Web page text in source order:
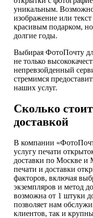
уникальным.
изображение или
красивым подарком,
долгие годы.
Выбирая ФотоПочту
не только
непревзойденный
стремимся
наших услуг.
Сколько
доставкой
В компании
услугу печати
доставки по Москве и
печати и доставки
факторов, включая
экземпляров и метод
возможна от 1 штуки
позволяет нам
клиентов, так и